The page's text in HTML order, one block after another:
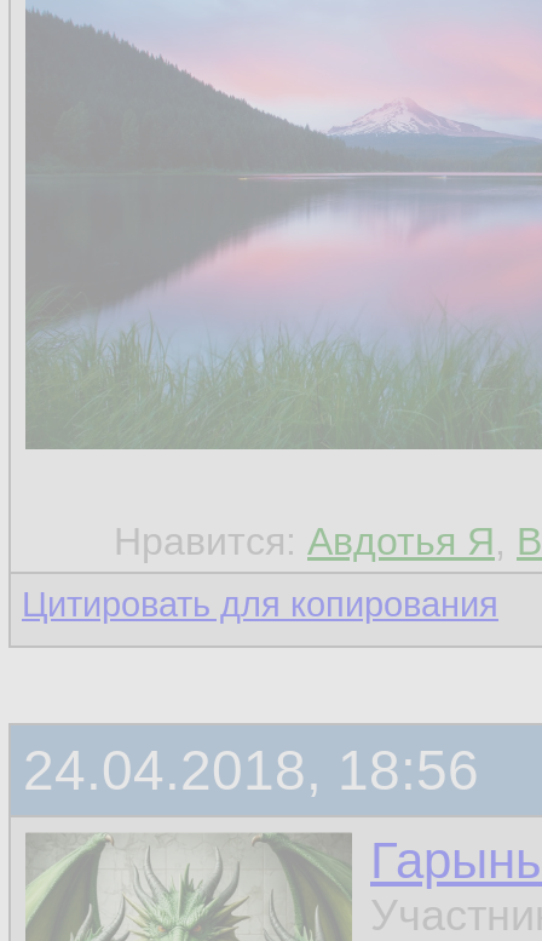
Нравится: Авдотья Я,
Цитировать для копирования
24.04.2018, 18:56